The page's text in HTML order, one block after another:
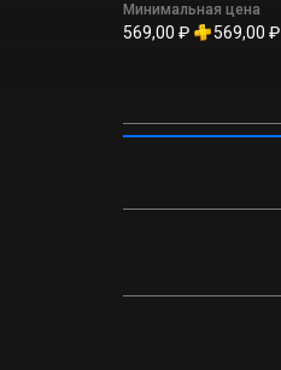
Минимальная цена
569,00 ₽ 569,00 ₽